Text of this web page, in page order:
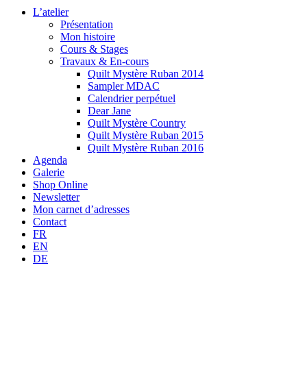
L’atelier
Présentation
Mon histoire
Cours & Stages
Travaux & En-cours
Quilt Mystère Ruban 2014
Sampler MDAC
Calendrier perpétuel
Dear Jane
Quilt Mystère Country
Quilt Mystère Ruban 2015
Quilt Mystère Ruban 2016
Agenda
Galerie
Shop Online
Newsletter
Mon carnet d’adresses
Contact
FR
EN
DE